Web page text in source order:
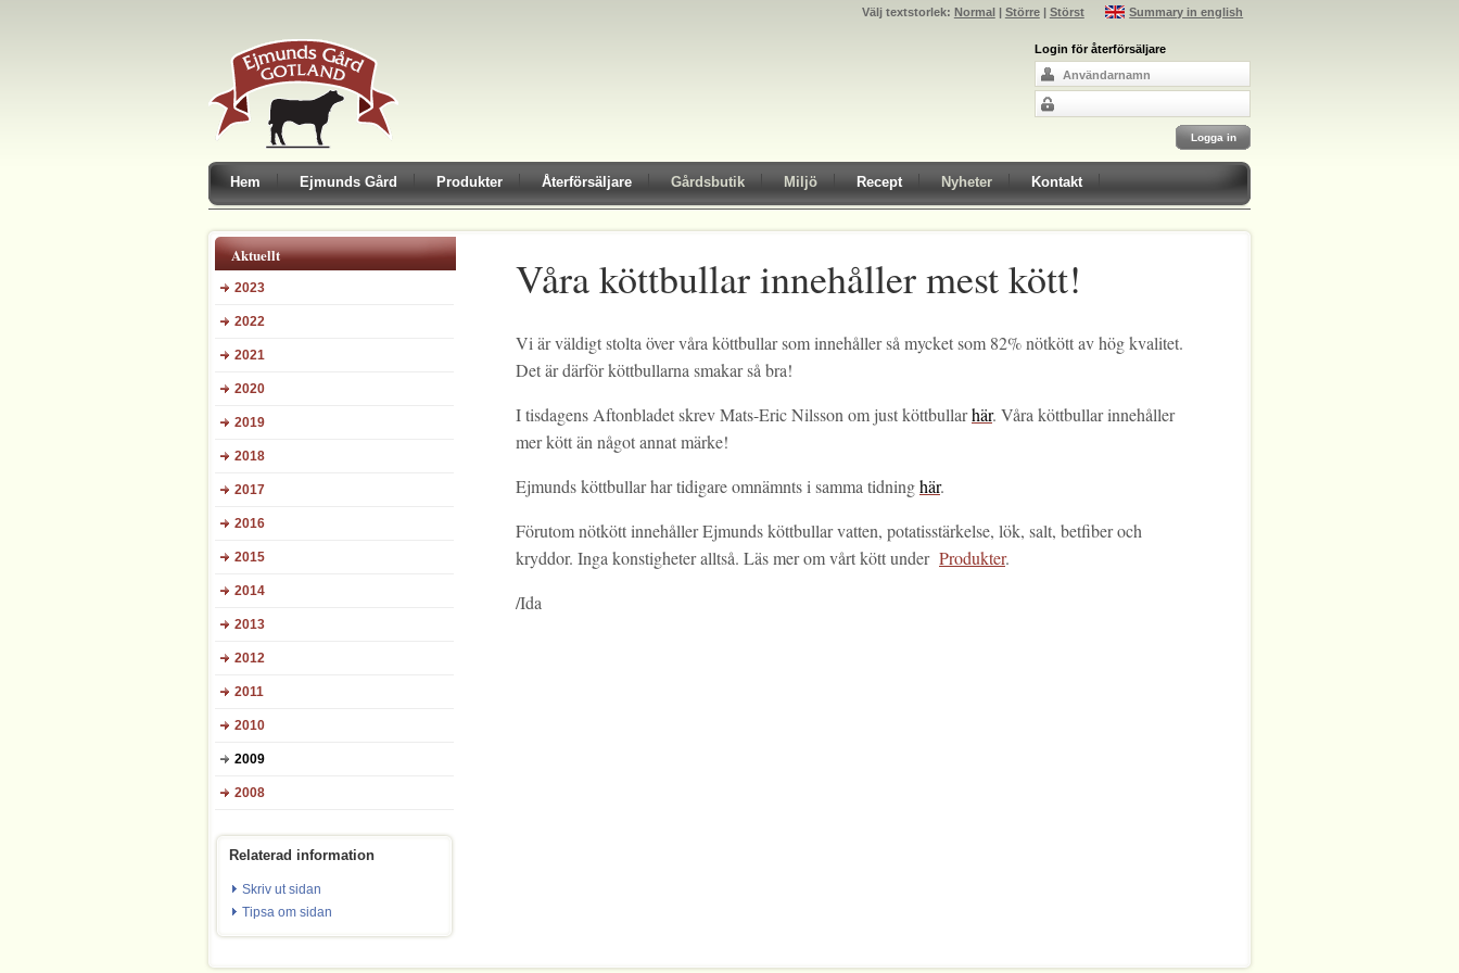
Summary in english
Välj textstorlek: Normal Större| Störst
Login för återförsäljare
Hem Ejmunds Gård Produkter Återförsäljare Gårdsbutik Miljö Recept Nyheter Kontakt
Aktuellt
2023
2022
2021
2020
2019
2018
2017
2016
2015
2014
2013
2012
2011
2010
2009
2008
Relaterad information
Skriv ut sidan
Tipsa om sidan
Våra köttbullar innehåller mest kött!
Vi är väldigt stolta över våra köttbullar som innehåller så mycket som 82% nötkött av hög kvalitet.
Det är därför köttbullarna smakar så bra!
I tisdagens Aftonbladet skrev Mats-Eric Nilsson om just köttbullarhär. Våra köttbullar innehåller
mer kött än något annat märke!
Ejmunds köttbullar har tidigare omnämnts i samma tidninghär.
Förutom nötkött innehåller Ejmunds köttbullar vatten, potatisstärkelse, lök, salt, betfiber och
kryddor. Inga konstigheter alltså. Läs mer om vårt kött under Produkter.
/Ida